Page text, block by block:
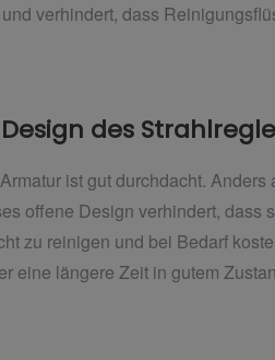
verhindert, dass
des
ist gut durchdacht.
offene Design verhindert, dass
zu reinigen und bei Bedarf
eine längere Zeit in gutem